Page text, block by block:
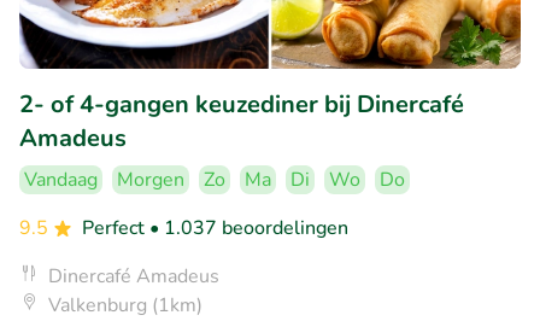
2- of 4-gangen keuzediner bij Dinercafé
Amadeus
Vandaag Morgen Zo Ma Di Wo
Do
9.5
Perfect • 1.037 beoordelingen
Dinercafé Amadeus
Valkenburg (1km)